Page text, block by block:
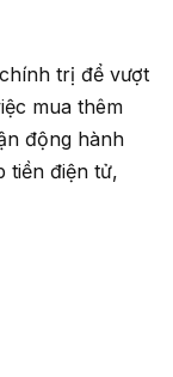
trị để vượt
mua thêm
động hành
tiền điện tử,